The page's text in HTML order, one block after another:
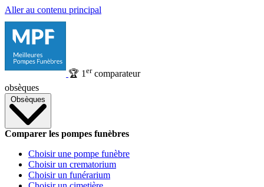
Aller au contenu principal
🏆 1 ercomparateur
obsèques
Obsèques
Comparer les pompes funèbres
Choisir une pompe funèbre
Choisir un crematorium
Choisir un funérarium